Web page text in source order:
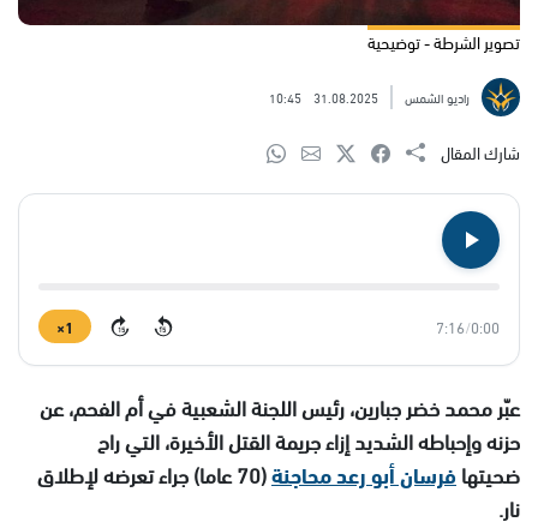
تصوير الشرطة - توضيحية
راديو الشمس 31.08.2025
10:45
شارك المقال
0:00
/
7:16
15
15
1×
عبّر محمد خضر جبارين، رئيس اللجنة الشعبية في أم الفحم، عن
حزنه وإحباطه الشديد إزاء جريمة القتل الأخيرة، التي راح
ضحيتهافرسان أبو رعد محاجنة
(70 عاما) جراء تعرضه لإطلاق
نار.